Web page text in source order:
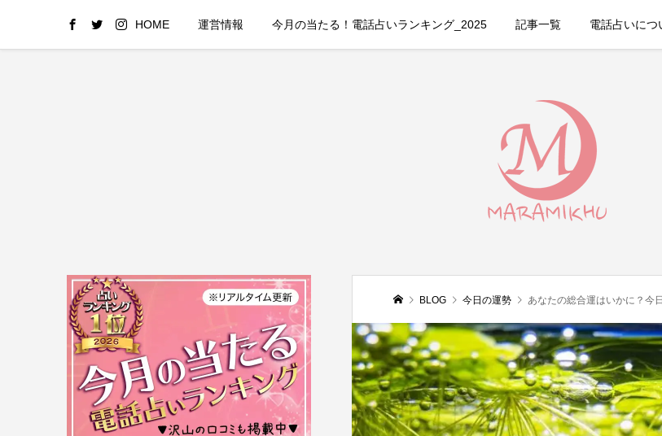
HOME 運営情報 今月の当たる！電話占いランキング_2025 記事一覧 電話占いにつ
BLOG 今日の運勢 あなたの総合運はいかに？今